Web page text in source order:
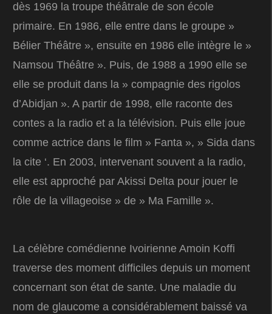
dès 1969 la troupe théâtrale de son école
primaire. En 1986, elle entre dans le groupe »
Bélier Théâtre », ensuite en 1986 elle intègre le »
Namsou Théâtre ». Puis, de 1988 a 1990 elle se
elle se produit dans la » compagnie des rigolos
d’Abidjan ». A partir de 1998, elle raconte des
contes a la radio et a la télévision. Puis elle joue
comme actrice dans le film » Fanta », » Sida dans
la cite ‘. En 2003, intervenant souvent a la radio,
elle est approché par Akissi Delta pour jouer le
rôle de la villageoise » de » Ma Famille ».
La célèbre comédienne Ivoirienne Amoin Koffi
traverse des moment difficiles depuis un moment
concernant son état de sante. Une maladie du
nom de glaucome a considérablement baissé va